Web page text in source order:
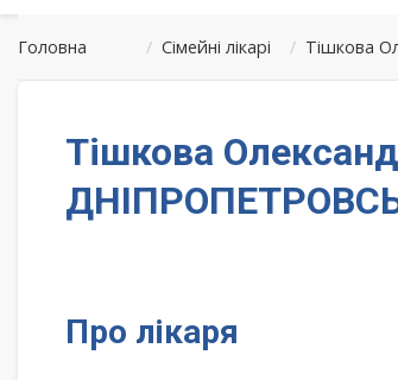
Головна / Сімейні лікарі / Тішкова
Тішкова
Про лікаря